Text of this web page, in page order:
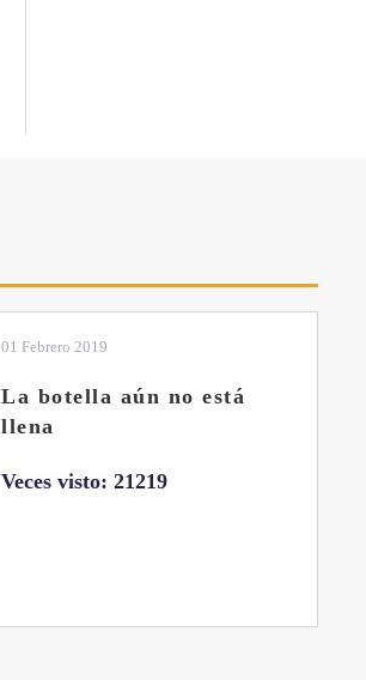
01 Febrero 2019
La botella aún no está
llena
Veces visto: 21219